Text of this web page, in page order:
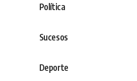
Política
Sucesos
Deporte